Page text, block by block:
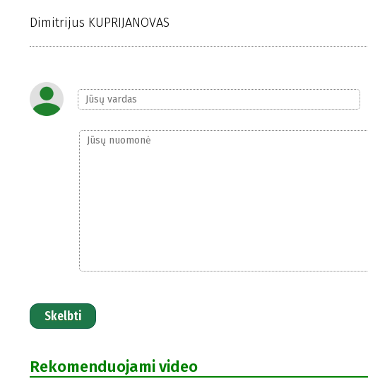
Dimitrijus KUPRIJANOVAS
Skelbti
Rekomenduojami video